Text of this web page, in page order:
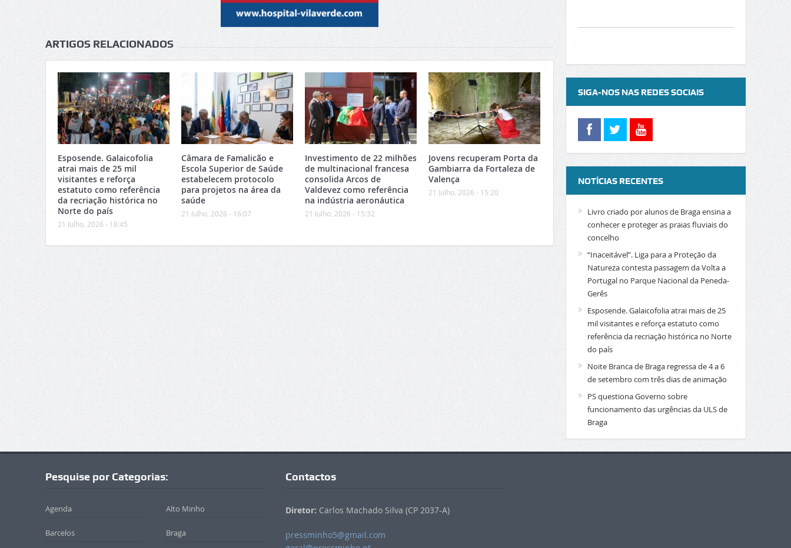
ARTIGOS RELACIONADOS
Esposende. Galaicofolia
atrai mais de 25 mil
visitantes e reforça
estatuto como referência
da recriação histórica no
Norte do país
21 Julho, 2026 - 18:45
Câmara de Famalicão e
Escola Superior de Saúde
estabelecem protocolo
para projetos na área da
saúde
21 Julho, 2026 - 16:07
Investimento de 22 milhões
de multinacional francesa
consolida Arcos de
Valdevez como referência
na indústria aeronáutica
21 Julho, 2026 - 15:32
Jovens recuperam Porta da
Gambiarra da Fortaleza de
Valença
21 Julho, 2026 - 15:20
SIGA-NOS NAS REDES SOCIAIS
NOTÍCIAS RECENTES
Livro criado por alunos de Braga ensina a
conhecer e proteger as praias fluviais do
concelho
“Inaceitável”. Liga para a Proteção da
Natureza contesta passagem da Volta a
Portugal no Parque Nacional da Peneda-
Gerês
Esposende. Galaicofolia atrai mais de 25
mil visitantes e reforça estatuto como
referência da recriação histórica no Norte
do país
Noite Branca de Braga regressa de 4 a 6
de setembro com três dias de animação
PS questiona Governo sobre
funcionamento das urgências da ULS de
Braga
Pesquise por Categorias:
Agenda Alto Minho
Barcelos Braga
Contactos
Diretor: Carlos Machado Silva (CP 2037-A)
pressminho5@gmail.com